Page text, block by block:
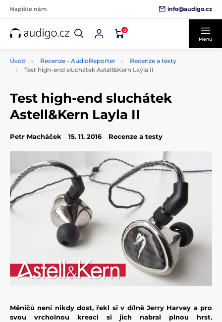
Napište nám info@audigo.cz
0
Menu
Úvod Recenze - AudioReporter
Recenze a testy
Test high-end sluchátek Astell&Kern Layla II
Test high-end sluchátek
Astell&Kern Layla II
Petr Macháček 15. 11. 2016 Recenze a testy
Měničů není nikdy dost, řekl si v dílně Jerry Harvey a pro
svou vrcholnou kreaci si jich nabral plnou hrst.